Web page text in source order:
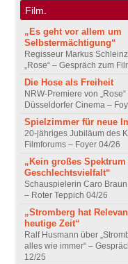
Film.
„Es geht vor allem um
Selbstermächtigung“
Regisseur Markus
„Rose“ – Gespräch zum
Die Hose als Freiheit
NRW-Premiere von „Rose“
Düsseldorfer Cinema –
Spielzimmer für neue
20-jähriges Jubiläum des
Filmforums – Foyer 04/26
„Kein großes Spektrum
Geschlechtsvielfalt“
Schauspielerin Caro Braun
– Roter Teppich 04/26
„Stromberg hat
heutige Zeit“
Ralf Husmann über
alles wie immer“ –
12/25